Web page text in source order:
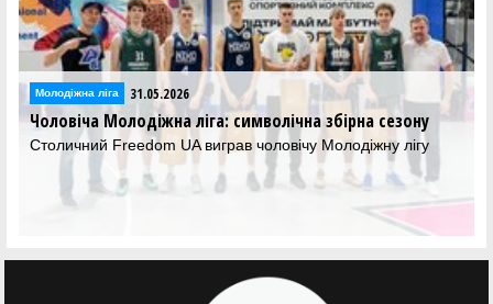
ліга 31.05.2026
Молодіжна ліга: символічна збірна сезону
Freedom UA виграв чоловічу Молодіжну лігу